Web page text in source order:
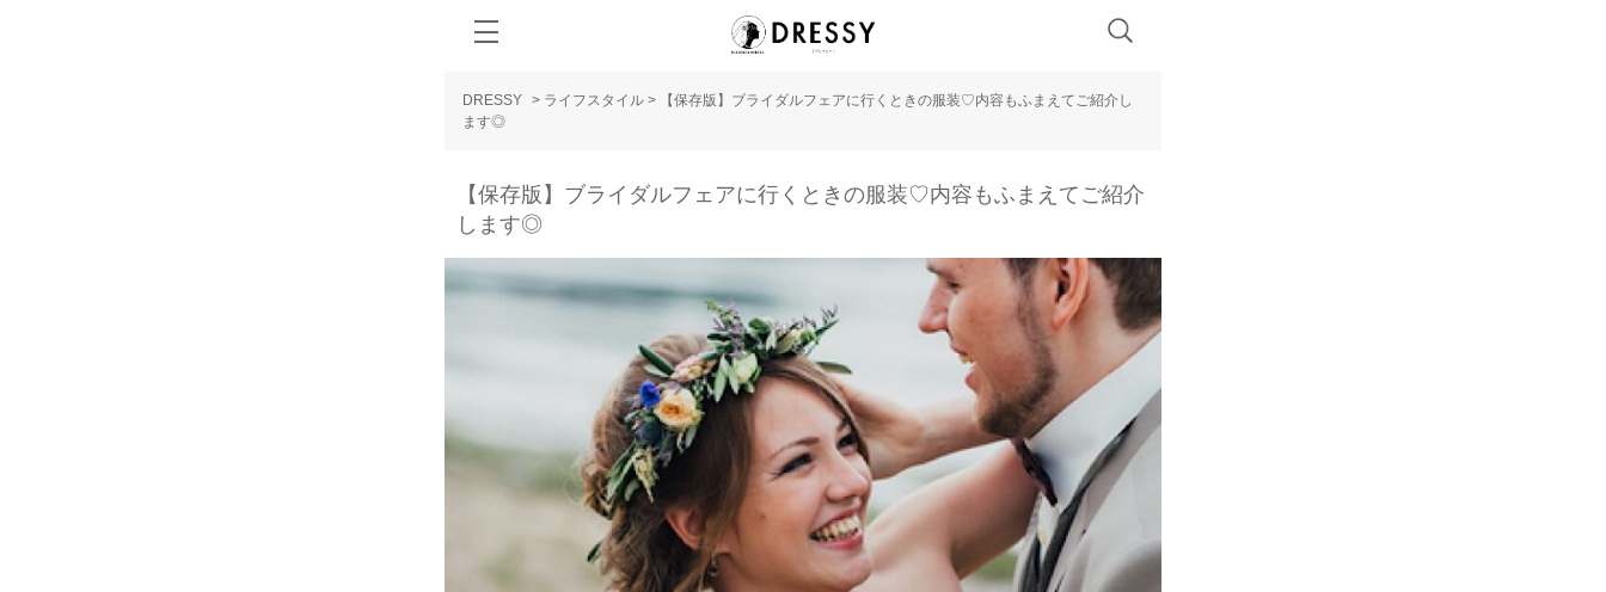
DRESSY > ライフスタイル >
【保存版】ブライダルフェアに行くときの服装♡内容もふまえてご紹介し
ます◎
【保存版】ブライダルフェアに行くときの服装♡内容もふまえてご紹介
します◎